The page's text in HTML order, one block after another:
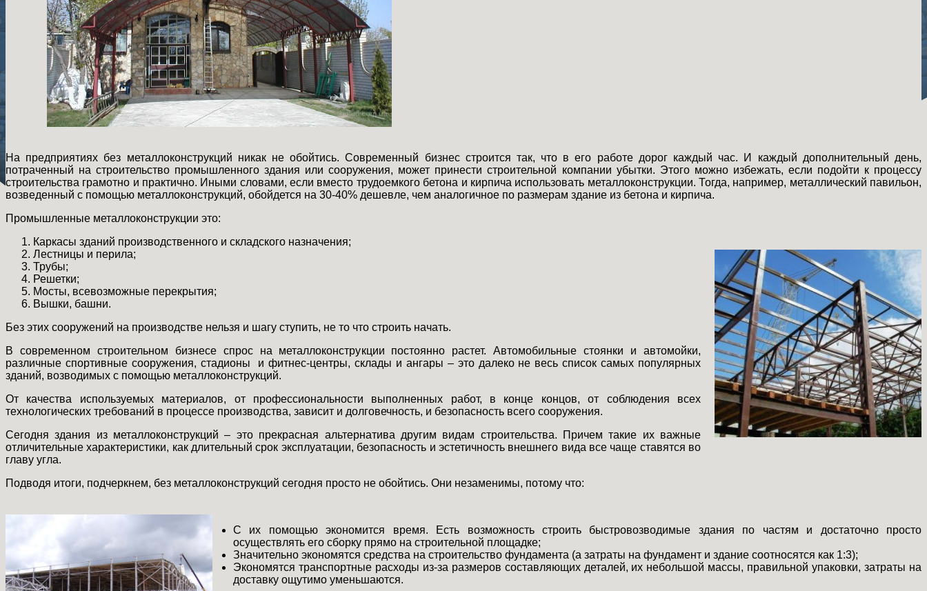
На предприятиях без металлоконструкций никак не обойтись. Современный бизнес строится так, что в его работе дорог каждый час. И каждый дополнительный день,
потраченный на строительство промышленного здания или сооружения, может принести строительной компании убытки. Этого можно избежать, если подойти к процессу
строительства грамотно и практично. Иными словами, если вместо трудоемкого бетона и кирпича использовать металлоконструкции. Тогда, например, металлический павильон,
возведенный с помощью металлоконструкций, обойдется на 30-40% дешевле, чем аналогичное по размерам здание из бетона и кирпича.
Промышленные металлоконструкции это:
Каркасы зданий производственного и складского назначения;
Лестницы и перила;
Трубы;
Решетки;
Мосты, всевозможные перекрытия;
Вышки, башни.
Без этих сооружений на производстве нельзя и шагу ступить, не то что строить начать.
В современном строительном бизнесе спрос на металлоконструкции постоянно растет. Автомобильные стоянки и автомойки,
различные спортивные сооружения, стадионы и фитнес-центры, склады и ангары – это далеко не весь список самых популярных
зданий, возводимых с помощью металлоконструкций.
От качества используемых материалов, от профессиональности выполненных работ, в конце концов, от соблюдения всех
технологических требований в процессе производства, зависит и долговечность, и безопасность всего сооружения.
Сегодня здания из металлоконструкций – это прекрасная альтернатива другим видам строительства. Причем такие их важные
отличительные характеристики, как длительный срок эксплуатации, безопасность и эстетичность внешнего вида все чаще ставятся во
главу угла.
Подводя итоги, подчеркнем, без металлоконструкций сегодня просто не обойтись. Они незаменимы, потому что:
С их помощью экономится время. Есть возможность строить быстровозводимые здания по частям и достаточно просто
осуществлять его сборку прямо на строительной площадке;
Значительно экономятся средства на строительство фундамента (а затраты на фундамент и здание соотносятся как 1:3);
Экономятся транспортные расходы из-за размеров составляющих деталей, их небольшой массы, правильной упаковки, затраты на
доставку ощутимо уменьшаются.